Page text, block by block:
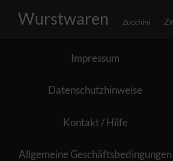
Wurstwaren Zucchini
Impressum
Datenschutzhinweise
Kontakt / Hilfe
Allgemeine Geschäftsbedingungen